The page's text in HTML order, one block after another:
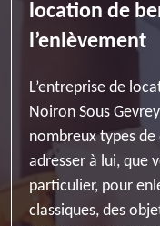
location de
l’enlèvement
L’entreprise de
Noiron Sous
nombreux types de
adresser à lui, que
particulier, pour
classiques, des